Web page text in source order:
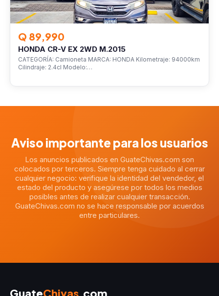
Q 89,990
HONDA CR-V EX 2WD M.2015
CATEGORÍA: Camioneta MARCA: HONDA Kilometraje: 94000km
Cilindraje: 2.4cl Modelo:…
Aviso importante para los usuarios
Los anuncios publicados en GuateChivas.com son
colocados por terceros. Siempre tenga cuidado al cerrar
cualquier negocio: verifique la identidad del vendedor, el
estado del producto y asegúrese por todos los medios
posibles antes de realizar cualquier transacción.
GuateChivas.com no se hace responsable por acuerdos
entre particulares.
GuateChivas .com